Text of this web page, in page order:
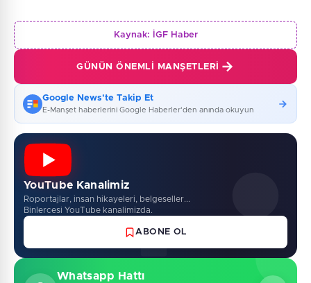
Kaynak: İGF Haber
GÜNÜN ÖNEMLI MANŞETLERI
Google News'te Takip Et
E-Manşet haberlerini Google Haberler'den anında okuyun
YouTube Kanalimiz
Roportajlar, insan hikayeleri, belgeseller...
Binlercesi YouTube kanalimizda.
ABONE OL
Whatsapp Hattı